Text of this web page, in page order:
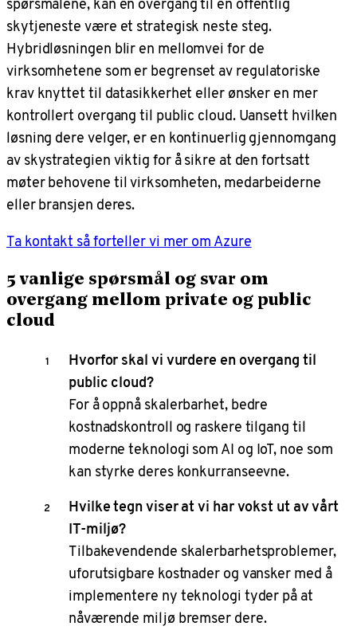
skytjeneste være et strategisk neste steg.
Hybridløsningen blir en mellomvei for de
virksomhetene som er begrenset av regulatoriske
krav knyttet til datasikkerhet eller ønsker en mer
kontrollert overgang til public cloud. Uansett hvilken
løsning dere velger, er en kontinuerlig gjennomgang
av skystrategien viktig for å sikre at den fortsatt
møter behovene til virksomheten, medarbeiderne
eller bransjen deres.
Ta kontakt så forteller vi mer om Azure
5 vanlige spørsmål og svar om
overgang mellom private og public
cloud
Hvorfor skal vi vurdere en overgang til
public cloud?
For å oppnå skalerbarhet, bedre
kostnadskontroll og raskere tilgang til
moderne teknologi som AI og IoT, noe som
kan styrke deres konkurranseevne.
Hvilke tegn viser at vi har vokst ut av vårt
IT-miljø?
Tilbakevendende skalerbarhetsproblemer,
uforutsigbare kostnader og vansker med å
implementere ny teknologi tyder på at
nåværende miljø bremser dere.